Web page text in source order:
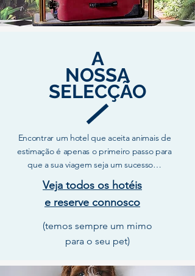
A
NOSSA
SELECÇÃO
Encontrar um hotel que aceita animais de
estimação é apenas o primeiro passo para
que a sua viagem seja um sucesso…
Veja todos os hotéis
e reserve connosco
(temos sempre um mimo
para o seu pet)